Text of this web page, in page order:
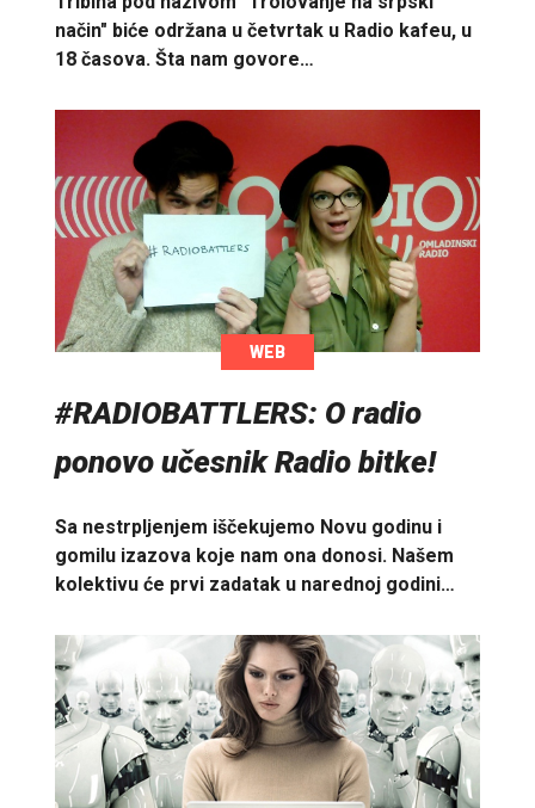
način" biće održana u četvrtak u Radio kafeu, u
18 časova. Šta nam govore…
WEB
#RADIOBATTLERS: O radio
ponovo učesnik Radio bitke!
Sa nestrpljenjem iščekujemo Novu godinu i
gomilu izazova koje nam ona donosi. Našem
kolektivu će prvi zadatak u narednoj godini…